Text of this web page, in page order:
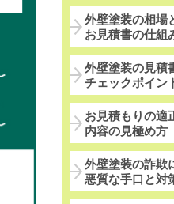
外壁塗装の相場
お見積書の仕組
外壁塗装の見積
チェックポイン
お見積もりの適
内容の見極め方
外壁塗装の詐欺
悪質な手口と対